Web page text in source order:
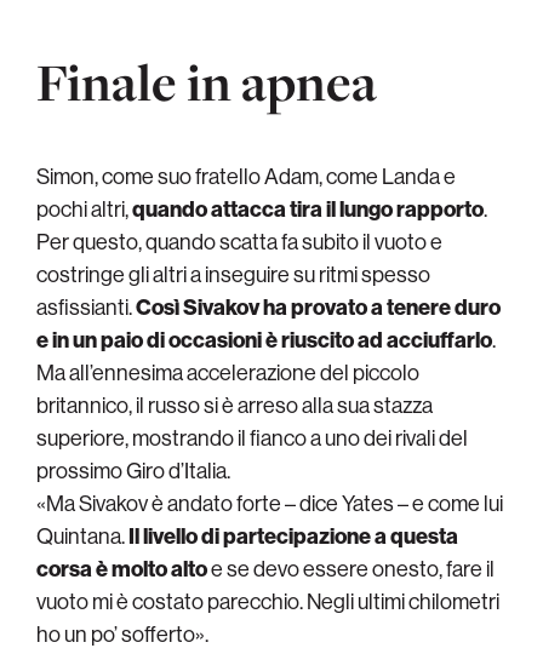
Finale in apnea
Simon, come suo fratello Adam, come Landa e
pochi altri,quando attacca tira il lungo rapporto.
Per questo, quando scatta fa subito il vuoto e
costringe gli altri a inseguire su ritmi spesso
asfissianti.Così Sivakov ha provato a tenere duro
e in un paio di occasioni è riuscito ad acciuffarlo.
Ma all’ennesima accelerazione del piccolo
britannico, il russo si è arreso alla sua stazza
superiore, mostrando il fianco a uno dei rivali del
prossimo Giro d’Italia.
«Ma Sivakov è andato forte – dice Yates – e come lui
Quintana.Il livello di partecipazione a questa
corsa è molto altoe se devo essere onesto, fare il
vuoto mi è costato parecchio. Negli ultimi chilometri
ho un po’ sofferto».